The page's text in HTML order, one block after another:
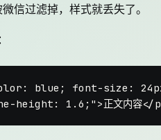
信过滤掉，样式就丢失了。
blue; font-size:
height: 1.6;" >正文内容</p